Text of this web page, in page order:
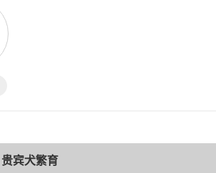
贵宾犬繁育